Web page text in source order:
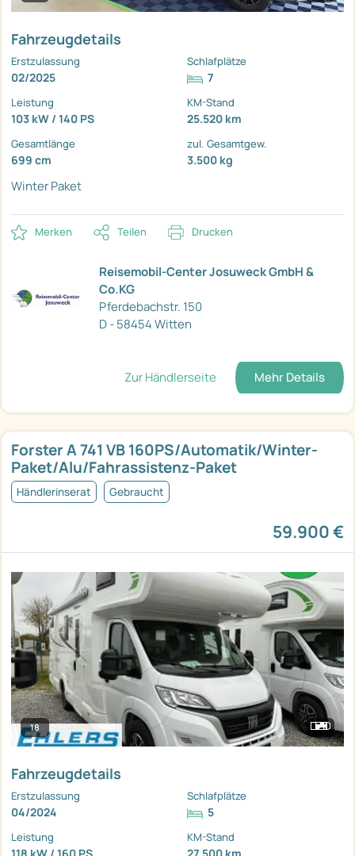
Fahrzeugdetails
Erstzulassung
02/2025
Schlafplätze
7
Leistung
103 kW / 140 PS
KM-Stand
25.520 km
Gesamtlänge
699 cm
zul. Gesamtgew.
3.500 kg
Winter Paket
Merken Teilen Drucken
Reisemobil-Center Josuweck GmbH &
Co.KG
Pferdebachstr. 150
D - 58454 Witten
Zur Händlerseite Mehr Details
Forster A 741 VB 160PS/Automatik/Winter-
Paket/Alu/Fahrassistenz-Paket
Händlerinserat Gebraucht
59.900 €
18
Fahrzeugdetails
Erstzulassung
04/2024
Schlafplätze
5
Leistung KM-Stand